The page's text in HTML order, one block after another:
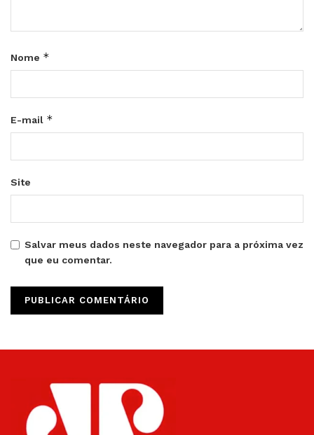
Nome *
E-mail *
Site
Salvar meus dados neste navegador para a próxima vez
que eu comentar.